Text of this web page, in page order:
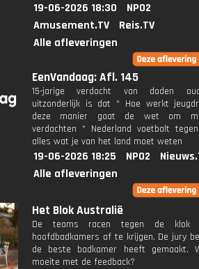
19-06-2026 18:30
NPO2
Amusement.TV
Reis.TV
Alle afleveringen
EenVandaag: Afl. 145
15-jarige verdacht van doden
uitzonderlijk is dat * Hoe werkt
deze manier gaat de wet om
verdachten * Nederland voetbalt
alles wat je van het land moet weten
19-06-2026 18:25 NPO2
Alle afleveringen
Het Blok Australië
De teams racen tegen de klok
hoofdbadkamers af te krijgen. De jury
de beste badkamer heeft gemaakt.
moeite met de feedback?